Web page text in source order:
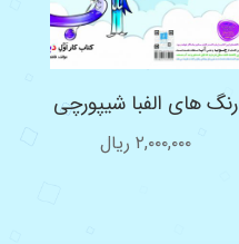
رنگ های الفبا شیپورچی
۲,۰۰۰,۰۰۰ ریال